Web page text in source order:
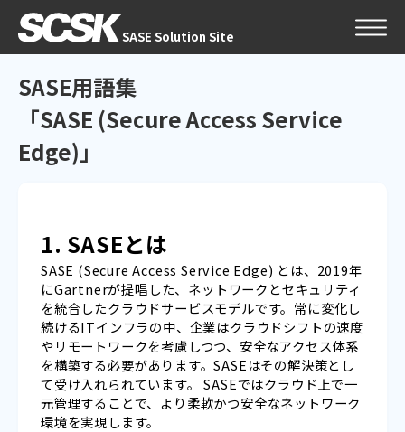
SASE Solution Site
SASE用語集
「SASE (Secure Access Service
Edge)」
1. SASEとは
SASE (Secure Access Service Edge) とは、2019年
にGartnerが提唱した、ネットワークとセキュリティ
を統合したクラウドサービスモデルです。常に変化し
続けるITインフラの中、企業はクラウドシフトの速度
やリモートワークを考慮しつつ、安全なアクセス体系
を構築する必要があります。SASEはその解決策とし
て受け入れられています。 SASEではクラウド上で一
元管理することで、より柔軟かつ安全なネットワーク
環境を実現します。